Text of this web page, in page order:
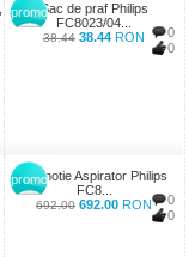
promo
0
0
Sac de praf Philips
FC8023/04...
38.44 38.44 RON
promo
0
0
Promotie Aspirator Philips
FC8...
692.00 692.00 RON